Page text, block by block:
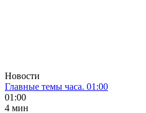
Новости
Главные темы часа. 01:00
01:00
4 мин